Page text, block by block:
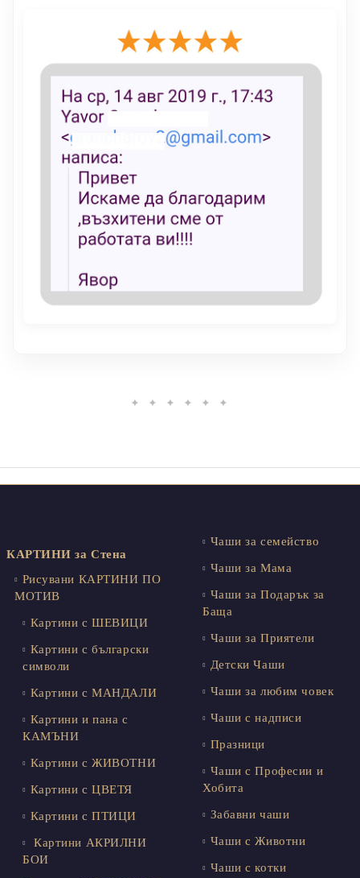
✦ ✦ ✦ ✦ ✦ ✦
КАРТИНИ за Стена
Рисувани КАРТИНИ ПО
МОТИВ
Картини с ШЕВИЦИ
Картини с български
символи
Картини с МАНДАЛИ
Картини и пана с
КАМЪНИ
Картини с ЖИВОТНИ
Картини с ЦВЕТЯ
Картини с ПТИЦИ
Картини АКРИЛНИ
БОИ
Чаши за семейство
Чаши за Мама
Чаши за Подарък за
Баща
Чаши за Приятели
Детски Чаши
Чаши за любим човек
Чаши с надписи
Празници
Чаши с Професии и
Хобита
Забавни чаши
Чаши с Животни
Чаши с котки